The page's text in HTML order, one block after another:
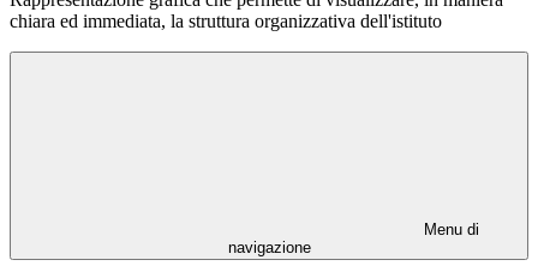
chiara ed immediata, la struttura organizzativa dell'istituto
Menu di
navigazione